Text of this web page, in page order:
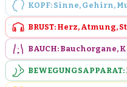
KOPF: Sinne, Gehirn,
BRUST: Herz, Atmung,
BAUCH: Bauchorgane,